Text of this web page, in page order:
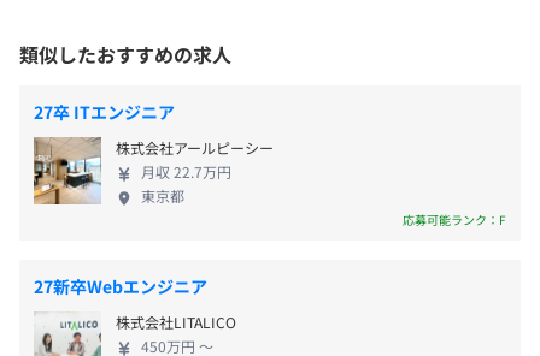
BigQuery
生日に休暇取得可能）
・有給休暇
など
・家賃補助制度（オフィスより3キロ圏内3万円／月）
前年度の月平均所定外労働時間の実績
20.0時間
前年度の有給休暇の平均取得日数
8.5日
前事業年度の育児休業取得者数／出産者数
役員及び管理的地位にある者に占める女性の割合
役員0.0%
管理職21.0%
模のTikTokクリエイターキャスティングネットワー
ク 自社プロダクションには、700名を超える人気動
画クリエイターが所属。 さまざまなジャンルのクリ
エイターが所属していることでTORIHADA社広告案
件においては、受注から配信までを社内にて一貫し
て行うことができます。 ・総所属クリエイター数：
700名 ・所属クリエイターフォロワー総数：25,000
生 ⚫︎TORIHADAが目指す世界 鳥肌が立つような感動
体験は、誰もが必ずしたことのある体験です。 心か
らの感動や共感をして、勇気をもらうことができた
類似したおすすめの求人
27卒 ITエンジニア
株式会社アールピーシー
月収 22.7万円
東京都
応募可能ランク：F
27新卒Webエンジニア
株式会社LITALICO
450万円 〜